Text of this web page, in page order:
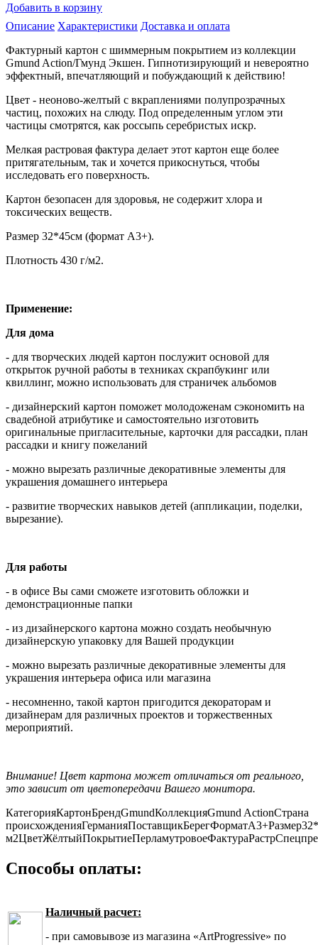
Добавить в корзину
Описание Характеристики Доставка и оплата
Фактурный картон с шиммерным покрытием из коллекции
Gmund Action/Гмунд Экшен. Гипнотизирующий и невероятно
эффектный, впечатляющий и побуждающий к действию!
Цвет - неоново-желтый с вкраплениями полупрозрачных
частиц, похожих на слюду. Под определенным углом эти
частицы смотрятся, как россыпь серебристых искр.
Мелкая растровая фактура делает этот картон еще более
притягательным, так и хочется прикоснуться, чтобы
исследовать его поверхность.
Картон безопасен для здоровья, не содержит хлора и
токсических веществ.
Размер 32*45см (формат А3+).
Плотность 430 г/м2.
Применение:
Для дома
- для творческих людей картон послужит основой для
открыток ручной работы в техниках скрапбукинг или
квиллинг, можно использовать для страничек альбомов
- дизайнерский картон поможет молодоженам сэкономить на
свадебной атрибутике и самостоятельно изготовить
оригинальные пригласительные, карточки для рассадки, план
рассадки и книгу пожеланий
- можно вырезать различные декоративные элементы для
украшения домашнего интерьера
- развитие творческих навыков детей (аппликации, поделки,
вырезание).
Для работы
- в офисе Вы сами сможете изготовить обложки и
демонстрационные папки
- из дизайнерского картона можно создать необычную
дизайнерскую упаковку для Вашей продукции
- можно вырезать различные декоративные элементы для
украшения интерьера офиса или магазина
- несомненно, такой картон пригодится декораторам и
дизайнерам для различных проектов и торжественных
мероприятий.
Внимание! Цвет картона может отличаться от реального,
это зависит от цветопередачи Вашего монитора.
КатегорияКартонБрендGmundКоллекцияGmund ActionСтрана
происхожденияГерманияПоставщикБерегФорматА3+Размер
м2ЦветЖёлтыйПокрытиеПерламутровоеФактураРастр
Способы оплаты:
Наличный расчет:
- при самовывозе из магазина «ArtProgressive» по